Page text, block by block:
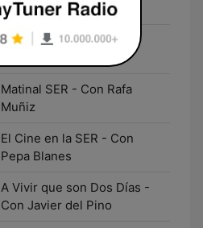
Morán
Ser Aventureros - Con
Matinal SER - Con Rafa
Muñiz
El Cine en la SER - Con
Pepa Blanes
A Vivir que son Dos Días -
Con Javier del Pino